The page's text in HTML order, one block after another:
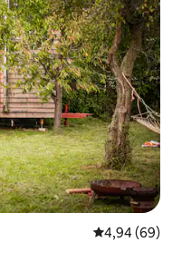
Évaluation
4,94 (69)